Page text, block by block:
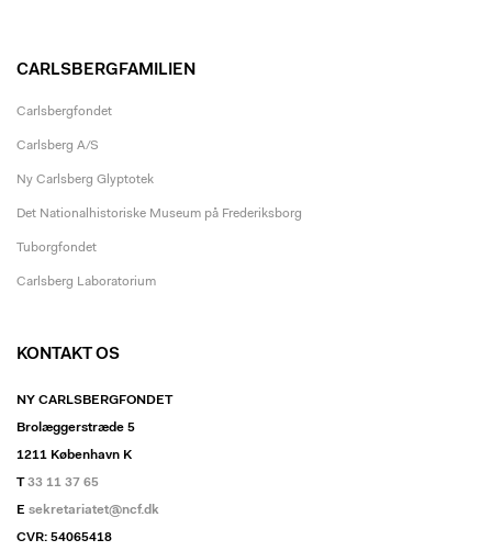
CARLSBERGFAMILIEN
Carlsbergfondet
Carlsberg A/S
Ny Carlsberg Glyptotek
Det Nationalhistoriske Museum på Frederiksborg
Tuborgfondet
Carlsberg Laboratorium
KONTAKT OS
NY CARLSBERGFONDET
Brolæggerstræde 5
1211 København K
T33 11 37 65
E sekretariatet@ncf.dk
CVR: 54065418